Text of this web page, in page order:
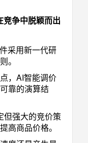
争中脱颖而出
采用新一代研
。
，AI智能调价
靠的演算结
但强大的竞价策
高商品价格。